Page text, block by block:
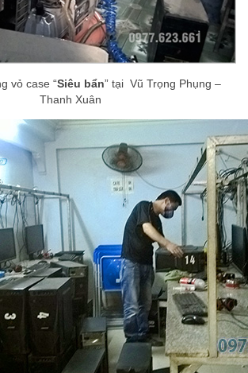
vỏ case “Siêu bẩn” tại Vũ Trọng Phụng –
Thanh Xuân